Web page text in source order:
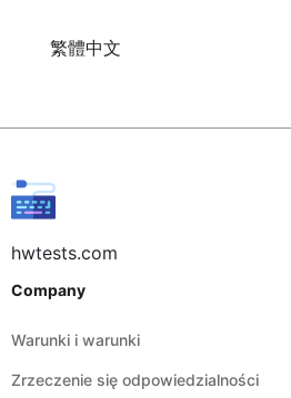
繁體中文
hwtests.com
Company
Warunki i warunki
Zrzeczenie się odpowiedzialności